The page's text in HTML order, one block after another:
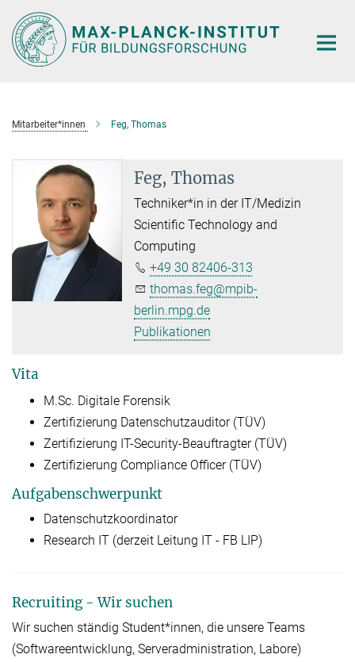
Hauptinhalt
Mitarbeiter*innen Feg, Thomas
Feg, Thomas
Techniker*in in der IT/Medizin
Scientific Technology and
Computing
+49 30 82406-313
thomas.feg@mpib-
berlin.mpg.de
Publikationen
Vita
M.Sc. Digitale Forensik
Zertifizierung Datenschutzauditor (TÜV)
Zertifizierung IT-Security-Beauftragter (TÜV)
Zertifizierung Compliance Officer (TÜV)
Aufgabenschwerpunkt
Datenschutzkoordinator
Research IT (derzeit Leitung IT - FB LIP)
Recruiting - Wir suchen
Wir suchen ständig Student*innen, die unsere Teams
(Softwareentwicklung, Serveradministration, Labore)